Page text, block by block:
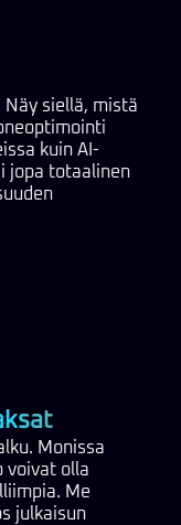
siellä, mistä
kuin AI-
jopa totaalinen
Monissa
voivat olla
Me
julkaisun